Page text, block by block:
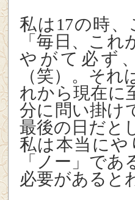
私は17の時
「毎日、こ
やがて必ず
（笑）。そ
れから現在に
分に問い掛け
最後の日だと
私は本当に
「ノー」で
必要があると